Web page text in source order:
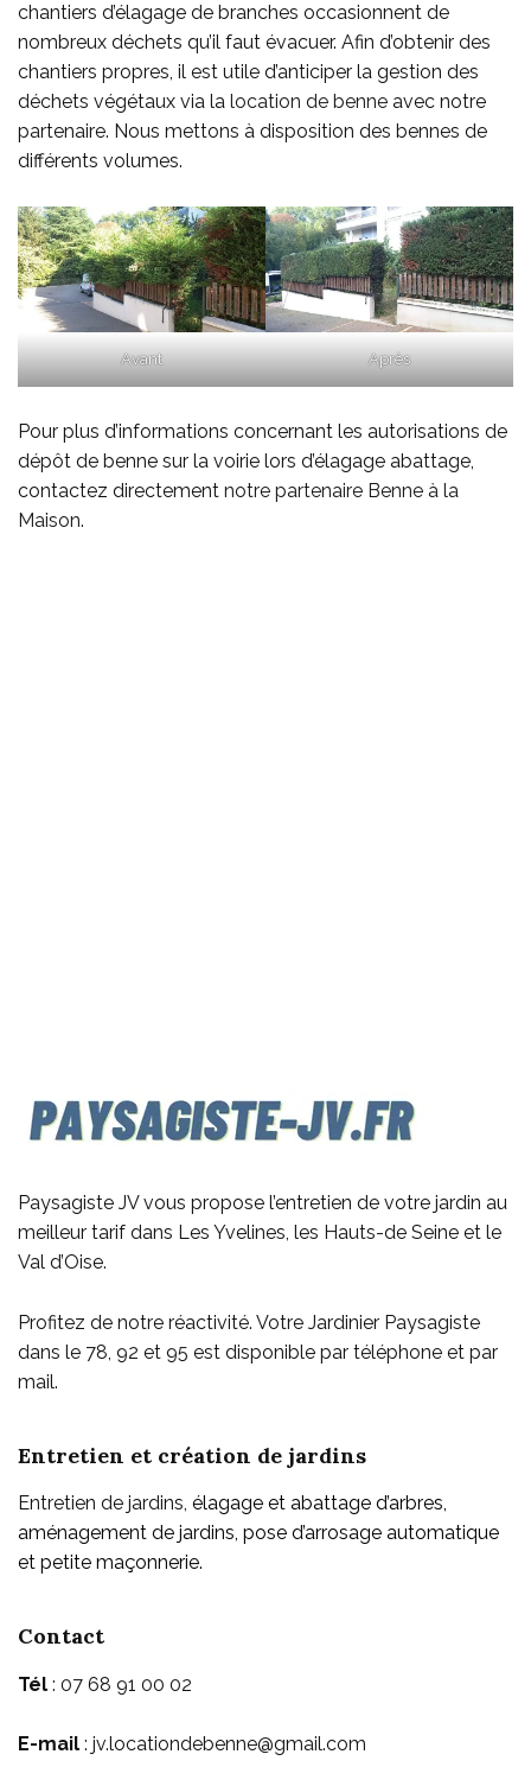
chantiers d’élagage de branches occasionnent de
nombreux déchets qu’il faut évacuer. Afin d’obtenir des
chantiers propres, il est utile d’anticiper la gestion des
déchets végétaux via la location de benne avec notre
partenaire. Nous mettons à disposition des bennes de
différents volumes.
Avant Après
Pour plus d’informations concernant les autorisations de
dépôt de benne sur la voirie lors d’élagage abattage,
contactez directement notre partenaire Benne à la
Maison.
Paysagiste JV vous propose l’entretien de votre jardin au
meilleur tarif dans Les Yvelines, les Hauts-de Seine et le
Val d’Oise.
Profitez de notre réactivité. Votre Jardinier Paysagiste
dans le 78, 92 et 95 est disponible par téléphone et par
mail.
Entretien et création de jardins
Entretien de jardins, élagage et abattage d’arbres,
aménagement de jardins, pose d’arrosage automatique
et petite maçonnerie.
Contact
Tél : 07 68 91 00 02
E-mail : jv.locationdebenne@gmail.com